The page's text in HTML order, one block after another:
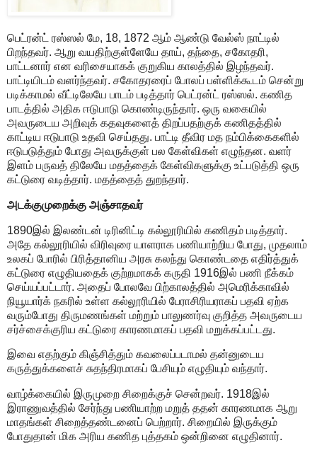
பெட்ரன்ட் ரஸ்ஸல் மே‌, 18, 1872 ஆம் ஆண்டு வேல்ஸ் நாட்டில்
பிறந்தவர். ஆறு வயதிற்குள்ளேயே தாய், தந்தை, சகோதரி,
பாட்டனார் என வரிசையாகக் குறுகிய காலத்தில் இழந்தவர்.
பாட்டியிடம் வளர்ந்தவர். சகோதரரைப் போலப் பள்ளிக்கூடம் சென்று
படிக்காமல் வீட்டிலேயே பாடம் படித்தார் பெட்ரன்ட் ரஸ்ஸல். கணித
பாடத்தில் அதிக ஈடுபாடு கொண்டிருந்தார். ஒரு வகையில்
அவருடைய அறிவுக் கதவுகளைத் திறப்பதற்குக் கணிதத்தில்
காட்டிய ஈடுபாடு உதவி செய்தது. பாட்டி தீவிர மத நம்பிக்கைகளில்
ஈடுபடுத்தும் போது அவருக்குள் பல கேள்விகள் எழுந்தன. வளர்
இளம் பருவத் திலேயே மதத்தைக் கேள்விகளுக்கு உட்படுத்தி ஒரு
கட்டுரை வடித்தார். மதத்தைத் துறந்தார்.
அடக்குமுறைக்கு அஞ்சாதவர்
1890இல் இலண்டன் டிரினிட்டி கல்லூரியில் கணிதம் படித்தார்.
அதே கல்லூரியில் விரிவுரை யாளராக பணியாற்றிய போது, முதலாம்
உலகப் போரில் பிரித்தானிய அரசு கலந்து கொண்டதை எதிர்த்துக்
கட்டுரை எழுதியதைக் குற்றமாகக் கருதி 1916இல் பணி நீக்கம்
செய்யப்பட்டார். அதைப் போலவே பிற்காலத்தில் அமெரிக்காவில்
நியூயார்க் நகரில் உள்ள கல்லூரியில் பேராசிரியராகப் பதவி ஏற்க
வரும்போது திருமணங்கள் மற்றும் பாலுணர்வு குறித்த அவருடைய
சர்ச்சைக்குரிய கட்டுரை காரணமாகப் பதவி மறுக்கப்பட்டது.
இவை எதற்கும் கிஞ்சித்தும் கவலைப்படாமல் தன்னுடைய
கருத்துக்களைச் சுதந்திரமாகப் பேசியும் எழுதியும் வந்தார்.
வாழ்க்கையில் இருமுறை சிறைக்குச் சென்றவர். 1918இல்
இராணுவத்தில் சேர்ந்து பணியாற்ற மறுத் ததன் காரணமாக ஆறு
மாதங்கள் சிறைத்தண்டனைப் பெற்றார். சிறையில் இருக்கும்
போதுதான் மிக அரிய கணித புத்தகம் ஒன்றினை எழுதினார்.